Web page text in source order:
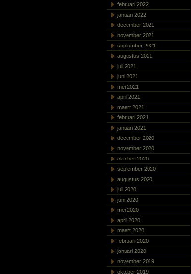
februari 2022
januari 2022
december 2021
november 2021
september 2021
augustus 2021
juli 2021
juni 2021
mei 2021
april 2021
maart 2021
februari 2021
januari 2021
december 2020
november 2020
oktober 2020
september 2020
augustus 2020
juli 2020
juni 2020
mei 2020
april 2020
maart 2020
februari 2020
januari 2020
november 2019
oktober 2019